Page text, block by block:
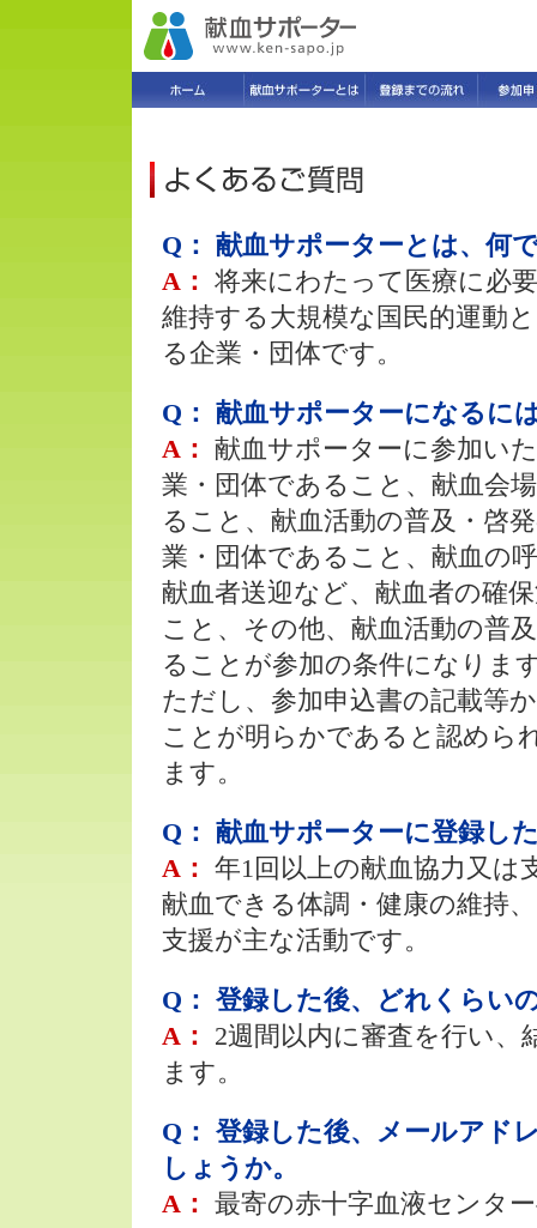
Q： 献血サポーターとは、何
A： 将来にわたって医療に必
維持する大規模な国民的運動
る企業・団体です。
Q： 献血サポーターになるに
A： 献血サポーターに参加い
業・団体であること、献血会
ること、献血活動の普及・啓
業・団体であること、献血の
献血者送迎など、献血者の確
こと、その他、献血活動の普
ることが参加の条件になりま
ただし、参加申込書の記載等
ことが明らかであると認めら
ます。
Q： 献血サポーターに登録し
A： 年1回以上の献血協力又は
献血できる体調・健康の維持
支援が主な活動です。
Q： 登録した後、どれくらい
A： 2週間以内に審査を行い
ます。
Q： 登録した後、メールアド
しょうか。
A： 最寄の赤十字血液センタ